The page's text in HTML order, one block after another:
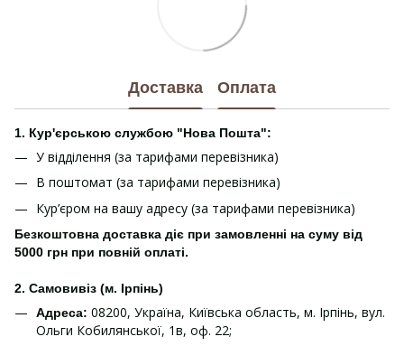
Доставка Оплата
1. Кур'єрською службою "Нова Пошта":
У відділення (за тарифами перевізника)
В поштомат (за тарифами перевізника)
Кур’єром на вашу адресу (за тарифами перевізника)
Безкоштовна доставка діє при замовленні на суму від
5000 грн при повній оплаті.
2. Самовивіз (м. Ірпінь)
Адреса: 08200, Україна, Київська область, м. Ірпінь, вул.
Ольги Кобилянської, 1в, оф. 22;